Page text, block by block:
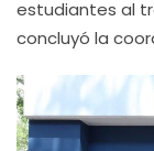
estudiantes al
concluyó la